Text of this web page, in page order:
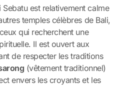
est relativement calme
temples célèbres de Bali,
qui recherchent une
Il est ouvert aux
de respecter les traditions
(vêtement traditionnel)
envers les croyants et les